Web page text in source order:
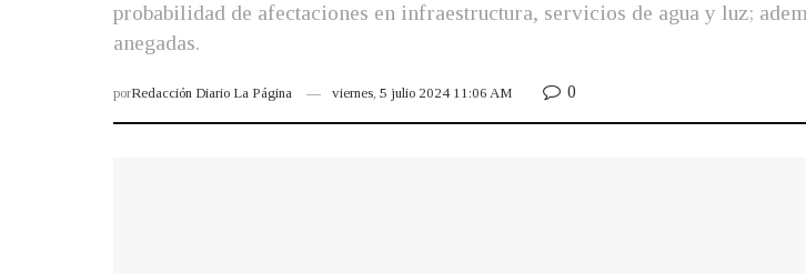
probabilidad de afectaciones en infraestructura, servicios de agua y luz;
anegadas.
porRedacción Diario La Página viernes, 5 julio 2024 11:06 AM 0